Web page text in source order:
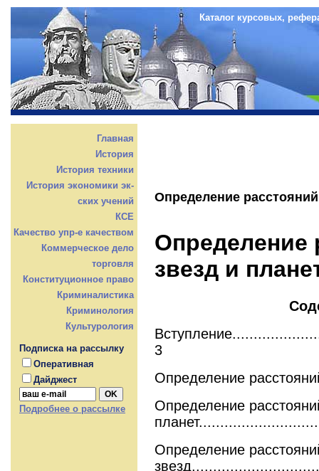
Каталог курсовых,
Главная
История
История техники
История экономики эк-
ских учений
КСЕ
Качество упр-е качеством
Коммерческое дело
торговля
Конституционное право
Криминалистика
Криминология
Культурология
Подписка на рассылку
Оперативная
Дайджест
Подробнее о рассылке
Определение
Определение
звезд и
3
Определение
Определение
Определение